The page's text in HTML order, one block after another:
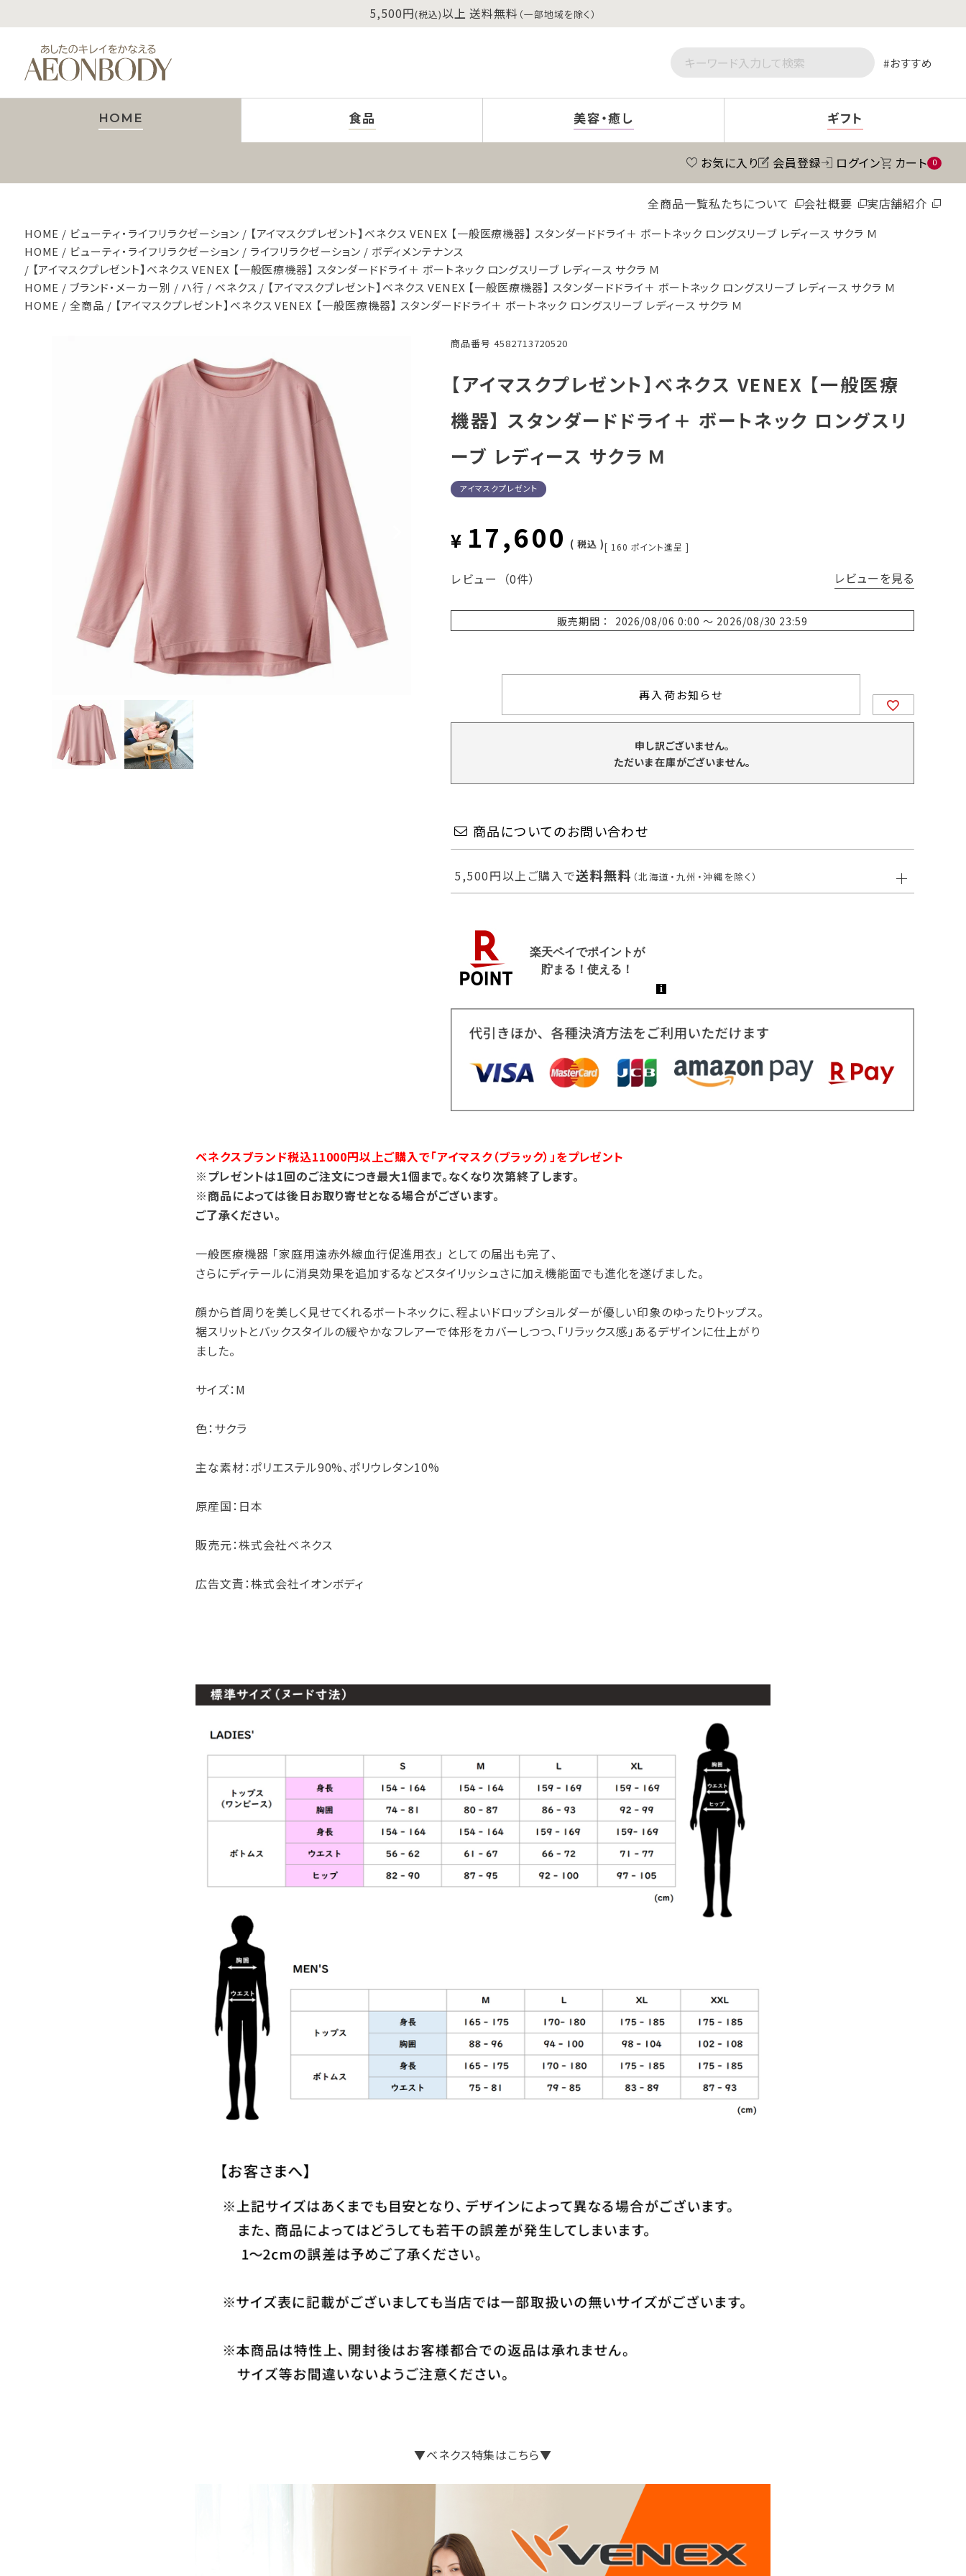
5,500円(税込)以上 送料無料 （一部地域を除く）
おすすめ
HOME 食品 美容・癒し ギフト
お気に入り 会員登録 ログイン カート 0
全商品一覧私たちについて 会社概要 実店舗紹介
HOME ビューティ・ライフリラクゼーション
【アイマスクプレゼント】ベネクス VENEX 【一般医療機器】 スタンダードドライ＋ ボートネック ロングスリーブ レディース サクラ Ｍ
HOME
ビューティ・ライフリラクゼーション ライフリラクゼーション
ボディメンテナンス
【アイマスクプレゼント】ベネクス VENEX 【一般医療機器】 スタンダードドライ＋ ボートネック ロングスリーブ レディース サクラ Ｍ
HOME
ブランド・メーカー別 ハ行 ベネクス
【アイマスクプレゼント】ベネクス VENEX 【一般医療機器】 スタンダードドライ＋ ボートネック ロングスリーブ レディース サクラ Ｍ
HOME
全商品 【アイマスクプレゼント】ベネクス VENEX 【一般医療機器】 スタンダードドライ＋ ボートネック ロングスリーブ レディース サクラ Ｍ
商品番号 4582713720520
【アイマスクプレゼント】ベネクス VENEX 【一般医療
機器】 スタンダードドライ＋ ボートネック ロングスリ
ーブ レディース サクラ Ｍ
アイマスクプレゼント
¥ 17,600 税込 [ 160 ポイント進呈 ]
レビュー （0件） レビューを見る
販売期間 2026/08/06 0:00 〜 2026/08/30 23:59
再入荷お知らせ
申し訳ございません。
ただいま在庫がございません。
商品についてのお問い合わせ
5,500円以上ご購入で送料無料 （北海道・九州・沖縄を除く）
ベネクスブランド税込11000円以上ご購入で「アイマスク（ブラック）」をプレゼント
※プレゼントは1回のご注文につき最大1個まで。なくなり次第終了します。
※商品によっては後日お取り寄せとなる場合がございます。
ご了承ください。
一般医療機器 「家庭用遠赤外線血行促進用衣」 としての届出も完了、
さらにディテールに消臭効果を追加するなどスタイリッシュさに加え機能面でも進化を遂げました。
顔から首周りを美しく見せてくれるボートネックに、程よいドロップショルダーが優しい印象のゆったりトップス。
裾スリットとバックスタイルの緩やかなフレアーで体形をカバーしつつ、「リラックス感」あるデザインに仕上がり
ました。
サイズ：M
色：サクラ
主な素材：ポリエステル90%、ポリウレタン10%
原産国：日本
販売元：株式会社ベネクス
広告文責：株式会社イオンボディ
▼ベネクス特集はこちら▼